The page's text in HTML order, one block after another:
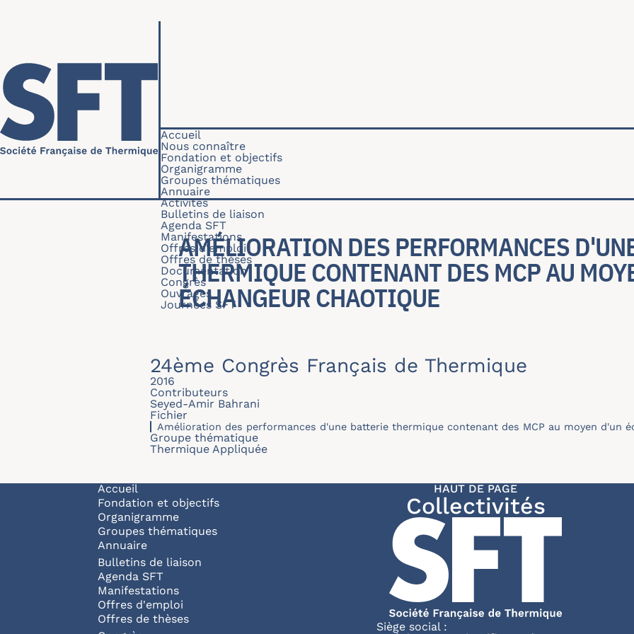
Navigation principale
Accueil
Nous connaître
Fondation et objectifs
Organigramme
Groupes thématiques
Annuaire
Activités
Bulletins de liaison
Agenda SFT
Manifestations
Offres d'emploi
Offres de thèses
Documentation
Congrès
Ouvrages
Journées SFT
AMÉLIORATION DES PERFORMANCES
THERMIQUE CONTENANT DES MCP AU
ÉCHANGEUR CHAOTIQUE
24ème Congrès Français de Thermique
2016
Contributeurs
Seyed-Amir Bahrani
Fichier
Amélioration des performances d'une batterie thermique contenant des MCP au moyen d'un
Groupe thématique
Thermique Appliquée
Navigation principale
Accueil
Fondation et objectifs
Organigramme
Groupes thématiques
Annuaire
Bulletins de liaison
Agenda SFT
Manifestations
Offres d'emploi
Offres de thèses
HAUT DE PAGE
Collectivités
Siège social :